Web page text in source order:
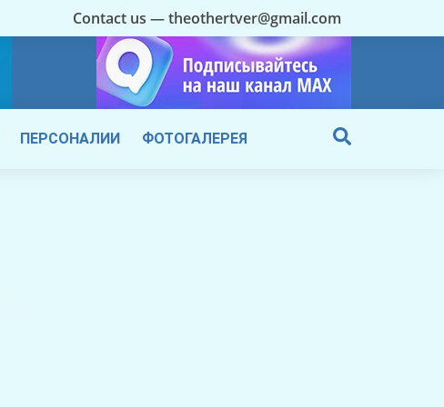
Contact us — theothertver@gmail.com
ПЕРСОНАЛИИ ФОТОГАЛЕРЕЯ